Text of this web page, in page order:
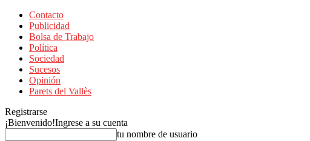
Contacto
Publicidad
Bolsa de Trabajo
Política
Sociedad
Sucesos
Opinión
Parets del Vallès
Registrarse
¡Bienvenido!Ingrese a su cuenta
tu nombre de usuario